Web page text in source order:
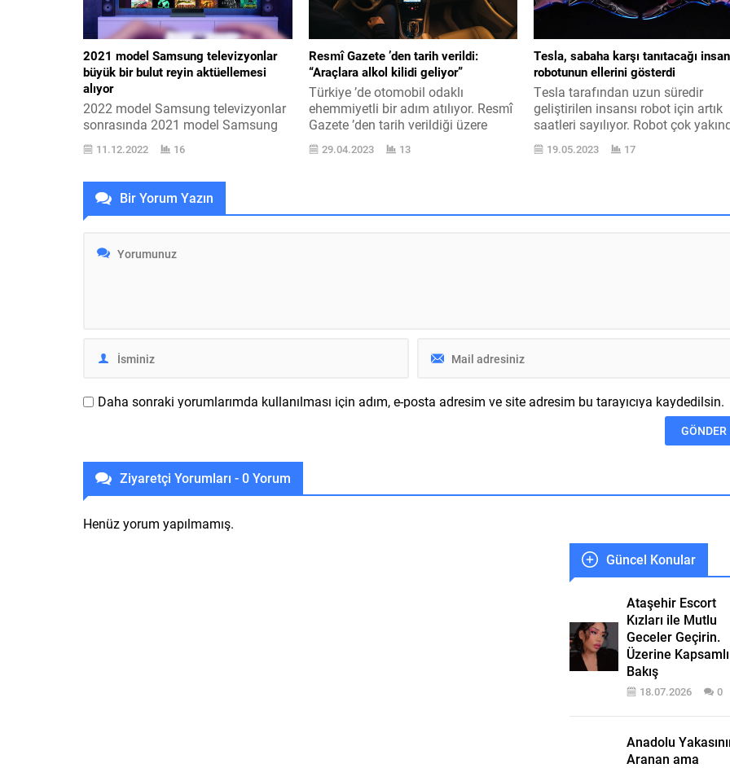
parçası olacak. Başka Bir Deyişle
yeni senede belirli...
2021 model Samsung televizyonlar
büyük bir bulut reyin aktüellemesi
alıyor
2022 model Samsung televizyonlar
sonrasında 2021 model Samsung
televizyonlar bir reyin merkezi haline
getiriliyor. Microsoft, geçtiğimiz
yapmış ve bunlar arasında yeni
Xbox TV uygulaması da yer almıştı.
İlk düzeyde Samsung ’un 2022
gelecek balakası verilen uygulama,
11.12.2022 16
Resmî Gazete ’den tarih verildi:
“Araçlara alkol kilidi geliyor”
Türkiye ’de otomobil odaklı
ehemmiyetli bir adım atılıyor. Resmî
Gazete ’den tarih verildiği üzere
taşıtlara içki kilidi geliyor. NTV ’de
yer alan habere göre Sanayi ve
29.04.2023 13
Tesla, sabaha karşı tanıtacağı
robotunun ellerini gösterdi
Tesla tarafından uzun süredir
geliştirilen insansı robot için artık
saatleri sayılıyor. Robot çok
görücüye çıkıyor. Elektrikli
Tesla tarafından geliştirilen
19.05.2023 17
Bir Yorum Yazın
Daha sonraki yorumlarımda kullanılması için adım, e-posta adresim ve site adresim bu tarayıcıya kaydedilsin.
Ziyaretçi Yorumları - 0 Yorum
Henüz yorum yapılmamış.
Güncel Konular
Ataşehir Escort
Kızları ile Mutlu
Geceler Geçirin.
Üzerine Kapsamlı
Bakış
18.07.2026 0
Anadolu
Aranan ama